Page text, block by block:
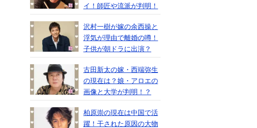
イ！師匠や流派が判明！
沢村一樹が嫁の余西操と
浮気が理由で離婚の噂！
子供が朝ドラに出演？
古田新太の嫁・西端弥生
の現在は？娘・アロエの
画像と大学が判明！？
柏原崇の現在は中国で活
躍！干された原因の大物